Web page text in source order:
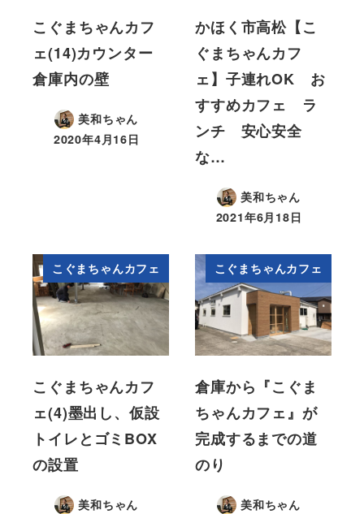
こぐまちゃんカフ
ェ(14)カウンター
倉庫内の壁
美和ちゃん
2020年4月16日
かほく市高松【こ
ぐまちゃんカフ
ェ】子連れOK お
すすめカフェ ラ
ンチ 安心安全
な…
美和ちゃん
2021年6月18日
こぐまちゃんカフェ
こぐまちゃんカフ
ェ(4)墨出し、仮設
トイレとゴミBOX
の設置
美和ちゃん
こぐまちゃんカフェ
倉庫から『こぐま
ちゃんカフェ』が
完成するまでの道
のり
美和ちゃん